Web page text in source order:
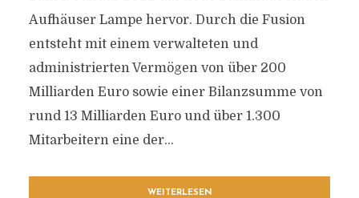
Aufhäuser Lampe hervor. Durch die Fusion
entsteht mit einem verwalteten und
administrierten Vermögen von über 200
Milliarden Euro sowie einer Bilanzsumme von
rund 13 Milliarden Euro und über 1.300
Mitarbeitern eine der...
WEITERLESEN